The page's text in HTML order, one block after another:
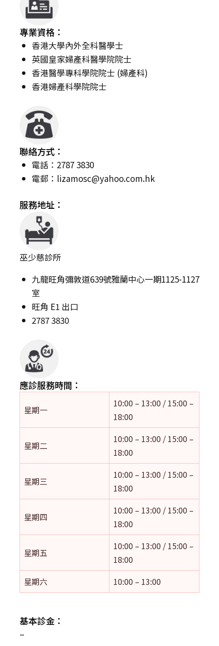
專業資格：
香港大學內外全科醫學士
英國皇家婦產科醫學院院士
香港醫學專科學院院士 (婦產科)
香港婦產科學院院士
聯絡方式：
電話：2787 3830
電郵： lizamosc@yahoo.com.hk
服務地址：
巫少慈診所
九龍旺角彌敦道639號雅蘭中心一期1125-1127
室
旺角 E1 出口
2787 3830
應診服務時間：
星期一
10:00 – 13:00 / 15:00 –
18:00
星期二
10:00 – 13:00 / 15:00 –
18:00
星期三
10:00 – 13:00 / 15:00 –
18:00
星期四
10:00 – 13:00 / 15:00 –
18:00
星期五
10:00 – 13:00 / 15:00 –
18:00
星期六
10:00 – 13:00
基本診金：
–